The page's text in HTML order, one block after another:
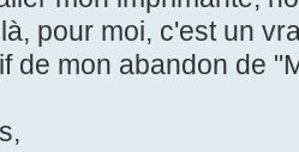
pour moi, c'est un
de mon abandon de